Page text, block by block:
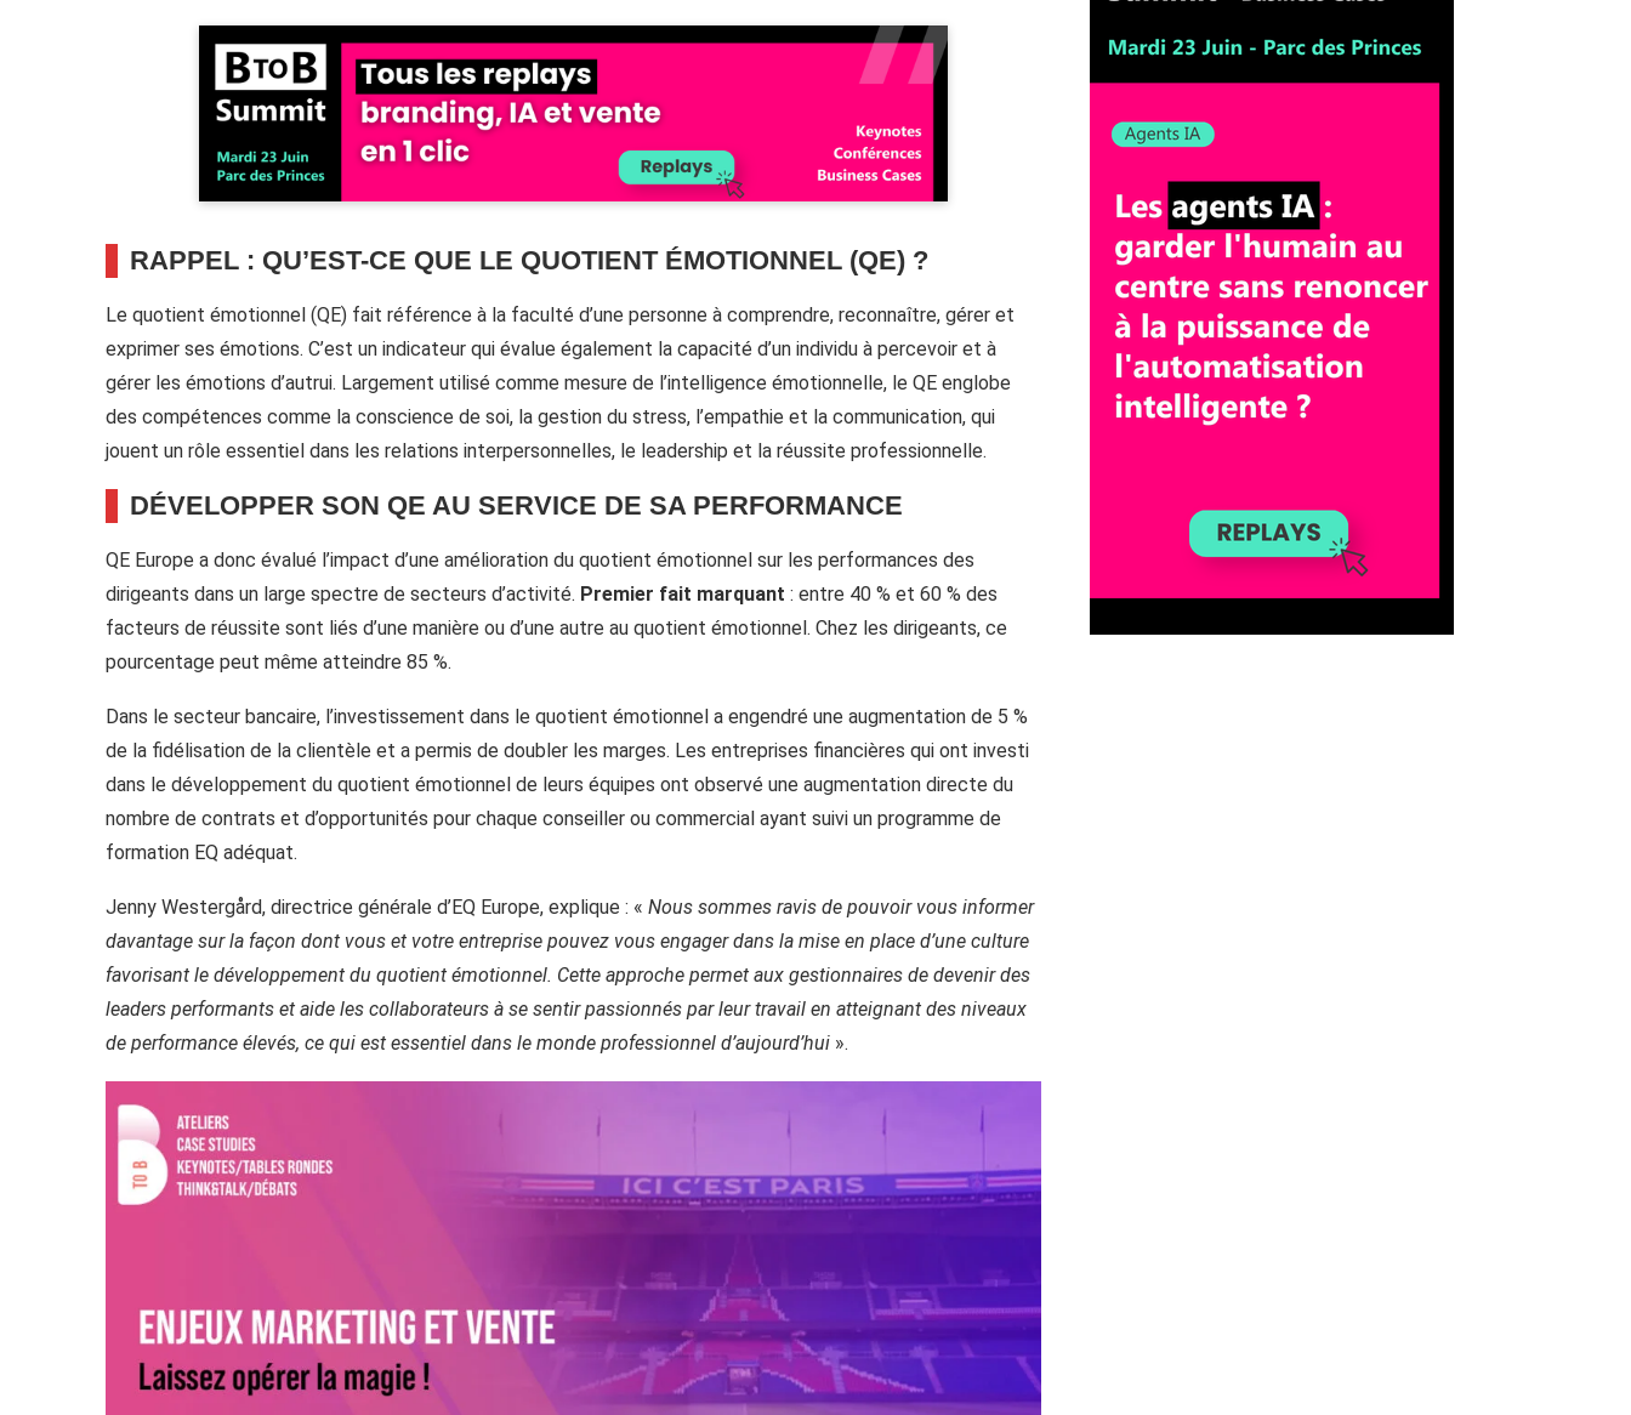
RAPPEL : QU’EST-CE QUE LE QUOTIENT ÉMOTIONNEL (QE) ?
Le quotient émotionnel (QE) fait référence à la faculté d’une personne à comprendre, reconnaître, gérer et
exprimer ses émotions. C’est un indicateur qui évalue également la capacité d’un individu à percevoir et à
gérer les émotions d’autrui. Largement utilisé comme mesure de l’intelligence émotionnelle, le QE englobe
des compétences comme la conscience de soi, la gestion du stress, l’empathie et la communication, qui
jouent un rôle essentiel dans les relations interpersonnelles, le leadership et la réussite professionnelle.
DÉVELOPPER SON QE AU SERVICE DE SA PERFORMANCE
QE Europe a donc évalué l’impact d’une amélioration du quotient émotionnel sur les performances des
dirigeants dans un large spectre de secteurs d’activité. Premier fait marquant : entre 40 % et 60 % des
facteurs de réussite sont liés d’une manière ou d’une autre au quotient émotionnel. Chez les dirigeants, ce
pourcentage peut même atteindre 85 %.
Dans le secteur bancaire, l’investissement dans le quotient émotionnel a engendré une augmentation de 5 %
de la fidélisation de la clientèle et a permis de doubler les marges. Les entreprises financières qui ont investi
dans le développement du quotient émotionnel de leurs équipes ont observé une augmentation directe du
nombre de contrats et d’opportunités pour chaque conseiller ou commercial ayant suivi un programme de
formation EQ adéquat.
Jenny Westergård, directrice générale d’EQ Europe, explique : « Nous sommes ravis de pouvoir vous informer
davantage sur la façon dont vous et votre entreprise pouvez vous engager dans la mise en place d’une culture
favorisant le développement du quotient émotionnel. Cette approche permet aux gestionnaires de devenir des
leaders performants et aide les collaborateurs à se sentir passionnés par leur travail en atteignant des niveaux
de performance élevés, ce qui est essentiel dans le monde professionnel d’aujourd’hui ».